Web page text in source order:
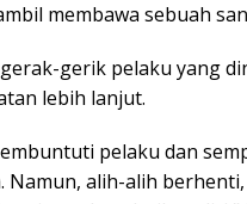
membawa sebuah
gerik pelaku yang
lebih lanjut.
pelaku dan
Namun, alih-alih